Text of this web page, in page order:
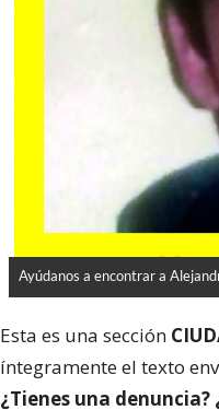
Ayúdanos a encontrar a
Esta es una sección
íntegramente el texto
¿Tienes una